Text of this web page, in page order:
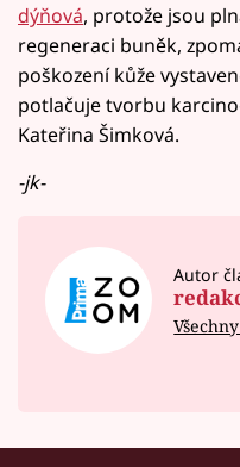
dýňová, protože jsou
regeneraci buněk,
poškození kůže
potlačuje tvorbu
Kateřina Šimková.
-jk-
Autor